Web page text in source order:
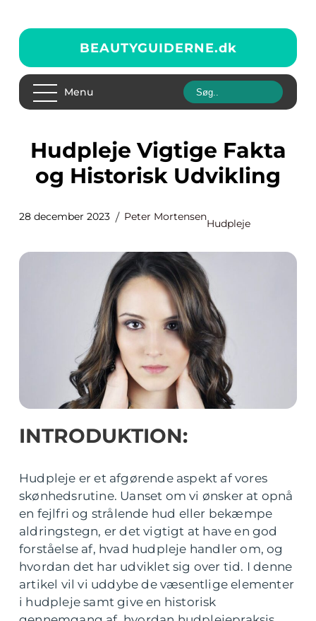
BEAUTYGUIDERNE.dk
Menu
Hudpleje Vigtige Fakta
og Historisk Udvikling
28 december 2023 Peter Mortensen
Hudpleje
INTRODUKTION:
Hudpleje er et afgørende aspekt af vores
skønhedsrutine. Uanset om vi ønsker at opnå
en fejlfri og strålende hud eller bekæmpe
aldringstegn, er det vigtigt at have en god
forståelse af, hvad hudpleje handler om, og
hvordan det har udviklet sig over tid. I denne
artikel vil vi uddybe de væsentlige elementer
i hudpleje samt give en historisk